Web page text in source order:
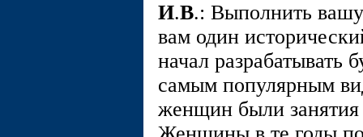
И.В.: Выполнить
вам один
начал разрабатывать
самым популярным
женщин были